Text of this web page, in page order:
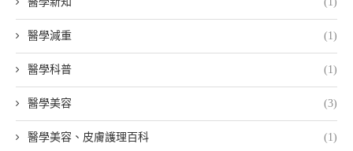
醫學減重 (1)
醫學科普 (1)
醫學美容 (3)
醫學美容、皮膚護理百科 (1)